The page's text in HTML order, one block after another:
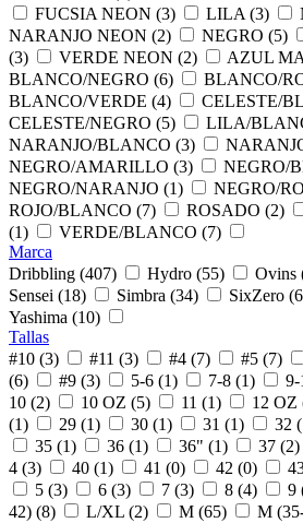
FUCSIA NEON (3)
LILA (3)
NARANJO NEON (2)
NEGRO (5)
(3)
VERDE NEON (2)
AZUL
BLANCO/NEGRO (6)
BLANCO/
BLANCO/VERDE (4)
CELESTE/
CELESTE/NEGRO (5)
LILA/
NARANJO/BLANCO (3)
NEGRO/AMARILLO (3)
NEGRO/
NEGRO/NARANJO (1)
NEGRO/
ROJO/BLANCO (7)
ROSADO (2)
(1)
VERDE/BLANCO (7)
Marca
Dribbling (407)
Hydro (55) Ovins
Sensei (18)
Simbra (34) SixZero
Yashima (10)
Tallas
#10 (3)
#11 (3) #4 (7) #5 (7)
(6)
#9 (3) 5-6 (1) 7-8 (1) 9-
10 (2)
10 OZ (5) 11 (1) 12 OZ
(1)
29 (1) 30 (1) 31 (1) 32
35 (1)
36 (1) 36" (1) 37 (2)
4 (3)
40 (1) 41 (0) 42 (0)
5 (3)
6 (3) 7 (3) 8 (4) 9
42) (8)
L/XL (2) M (65) M